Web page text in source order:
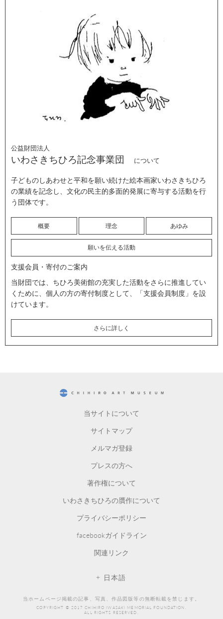
公益財団法人
いわさきちひろ記念事業団 について
子どものしあわせと平和を願い続けた絵本画家いわさきちひろ
の業績を記念し、文化の民主的多面的発展に寄与する活動を行
う団体です。
概要 理念 あゆみ
願いを伝える活動
支援会員・寄付のご案内
当財団では、ちひろ美術館の充実した活動をさらに推進してい
くために、個人の方の寄付制度として、「支援会員制度」を設
けています。
さらに詳しく
当サイトについて
サイトマップ
メルマガ登録
プレスの方へ
著作権について
いわさきちひろの贋作について
プライバシーポリシー
facebookガイドライン
関連リンク
日本語
当ホームページ掲載の記事、写真、作品図版等の無断転載を禁じます。
COPYRIGHT © 2017 CHIHIRO IWASAKI MEMORIAL FOUNDATION.
ALL RIGHTS RESERVED.